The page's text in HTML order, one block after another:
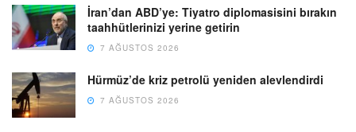
İran’dan ABD’ye: Tiyatro diplomasisini bırakın
taahhütlerinizi yerine getirin
7 AĞUSTOS 2026
Hürmüz’de kriz petrolü yeniden alevlendirdi
7 AĞUSTOS 2026